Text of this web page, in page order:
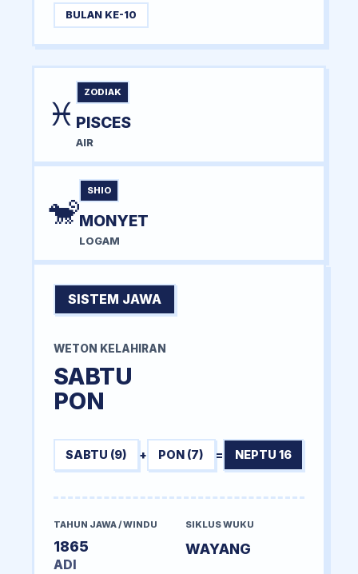
BULAN KE-10
♓
ZODIAK
PISCES
AIR
🐒
SHIO
MONYET
LOGAM
SISTEM JAWA
WETON KELAHIRAN
SABTU
PON
SABTU (9) + PON (7) = NEPTU 16
TAHUN JAWA / WINDU
1865
ADI
SIKLUS WUKU
WAYANG